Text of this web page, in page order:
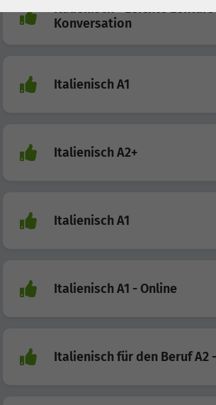
Italienisch - Leichte
Konversation
Italienisch A1
Italienisch A2+
Italienisch A1
Italienisch A1 - Online
Italienisch für den Beruf A2